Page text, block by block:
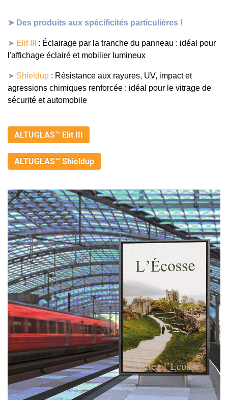
➤Des produits aux spécificités particulières !
➤ Elit III : Éclairage par la tranche du panneau : idéal pour
l'affichage éclairé et mobilier lumineux
➤ Shieldup : Résistance aux rayures, UV, impact et
agressions chimiques renforcée : idéal pour le vitrage de
sécurité et automobile
ALTUGLAS™ Elit III
ALTUGLAS™ Shieldup